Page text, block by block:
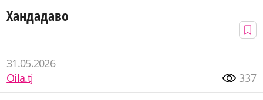
Хандадаво
31.05.2026
Oila.tj
337